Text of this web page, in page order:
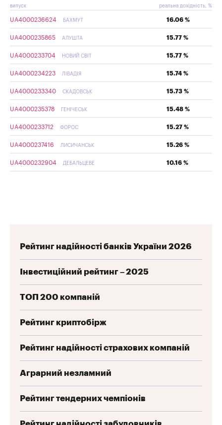
випуск реальна дохідність, %
UA4000236624 БАХМУТ 16.06 %
UA4000235865 АЛУШТА 15.77 %
UA4000233704 НОВИЙ СВІТ 15.77 %
UA4000234223 ЛІВАДІЯ 15.74 %
UA4000233340 СКАДОВСЬК 15.73 %
UA4000235378 ГЕНІЧЕСЬК 15.48 %
UA4000233712 ФОРОС 15.27 %
UA4000237416 ЛИСИЧАНСЬК 15.26 %
UA4000232904 ДЕБАЛЬЦЕВЕ 10.16 %
Рейтинг надійності банків України 2026
Інвестиційний рейтинг – 2025
ТОП 200 компаній
Рейтинг криптобірж
Рейтинг надійності страхових компаній
Аграрний незламний
Рейтинг тендерних чемпіонів